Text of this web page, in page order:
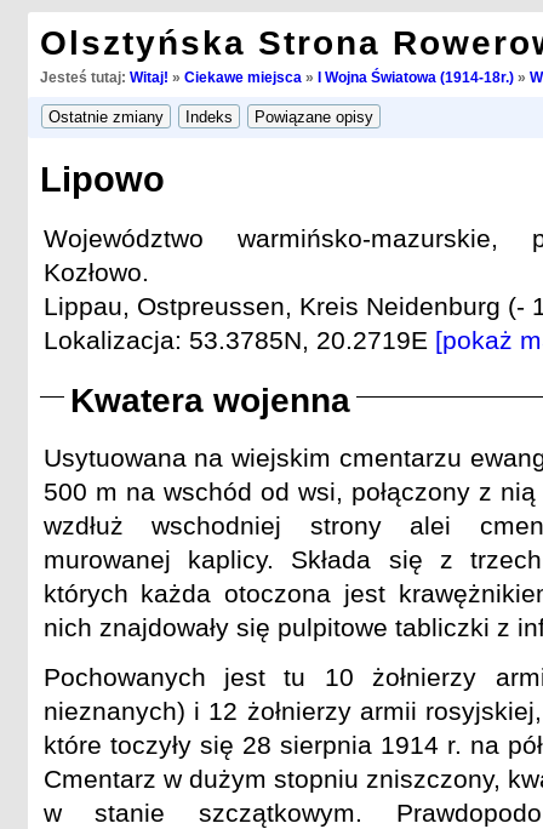
Olsztyńska Strona
Jesteś tutaj: Witaj! » Ciekawe miejsca » I Wojna Światowa (1914-18r.)»
Lipowo
Województwo warmińsko-
Kozłowo.
Lippau, Ostpreussen, Kreis Neidenburg (-
Lokalizacja: 53.3785N, 20.2719E [pokaż
Kwatera wojenna
Usytuowana na wiejskim cmentarzu
500 m na wschód od wsi, połączony z
wzdłuż wschodniej strony alei
murowanej kaplicy. Składa się z
których każda otoczona jest
nich znajdowały się pulpitowe tabliczki z
Pochowanych jest tu 10 żołnierzy
nieznanych) i 12 żołnierzy armii
które toczyły się 28 sierpnia 1914 r. na
Cmentarz w dużym stopniu zniszczony,
w stanie szczątkowym.